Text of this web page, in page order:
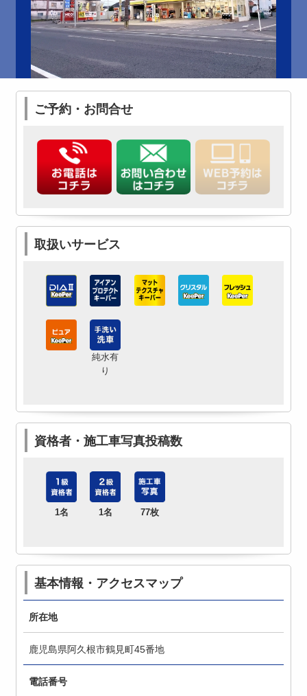
ご予約・お問合せ
取扱いサービス
純水有
り
資格者・施工車写真投稿数
1名 1名 77枚
基本情報・アクセスマップ
所在地
鹿児島県阿久根市鶴見町45番地
電話番号